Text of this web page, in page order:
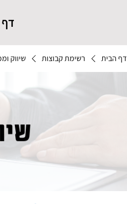
דף הבית רשימת קבוצות שיווק